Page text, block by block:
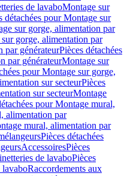
de lavaboMontage sur
détachées pour Montage sur
sur gorge, alimentation par
gorge, alimentation par
par générateurPièces détachées
par générateurMontage sur
pour Montage sur gorge,
sur secteurPièces
sur secteurMontage
pour Montage mural,
alimentation par
mural, alimentation par
Pièces détachées
AccessoiresPièces
de lavaboPièces
lavaboRaccordements aux